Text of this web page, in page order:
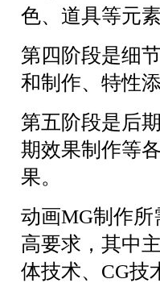
色、道具等元
第四阶段是细
和制作、特性
第五阶段是后
期效果制作等
果。
动画MG制作
高要求，其中
体技术、CG技